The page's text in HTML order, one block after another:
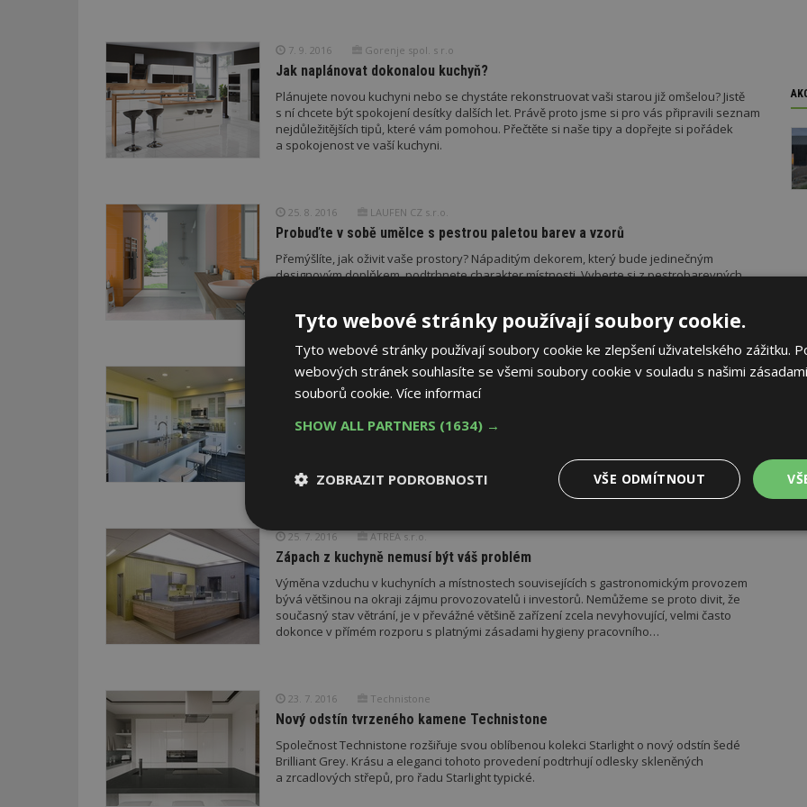
7. 9. 2016 Gorenje spol. s r.o
Jak naplánovat dokonalou kuchyň?
Plánujete novou kuchyni nebo se chystáte rekonstruovat vaši starou již omšelou? Jistě
s ní chcete být spokojení desítky dalších let. Právě proto jsme si pro vás připravili seznam
nejdůležitějších tipů, které vám pomohou. Přečtěte si naše tipy a dopřejte si pořádek
a spokojenost ve vaší kuchyni.
25. 8. 2016 LAUFEN CZ s.r.o.
Probuďte v sobě umělce s pestrou paletou barev a vzorů
Přemýšlíte, jak oživit vaše prostory? Nápaditým dekorem, který bude jedinečným
designovým doplňkem, podtrhnete charakter místnosti. Vyberte si z pestrobarevných
21. 8. 2016 Technistone
Vše o tvrzeném kameni Technistone
Tvrzený kámen Technistone v odstínu Crystal Absolute White je nejčastěji používán jako
materiál kuchyňské desky a jejího obložení, do koupelen jako obklad, umyvadlová deska
dřez.
25. 7. 2016 ATREA s.r.o.
Zápach z kuchyně nemusí být váš problém
Výměna vzduchu v kuchyních a místnostech souvisejících s gastronomickým provozem
bývá většinou na okraji zájmu provozovatelů i investorů. Nemůžeme se proto divit, že
současný stav větrání, je v převážné většině zařízení zcela nevyhovující, velmi často
dokonce v přímém rozporu s platnými zásadami hygieny pracovního…
23. 7. 2016 Technistone
Nový odstín tvrzeného kamene Technistone
Společnost Technistone rozšiřuje svou oblíbenou kolekci Starlight o nový odstín šedé
Brilliant Grey. Krásu a eleganci tohoto provedení podtrhují odlesky skleněných
a zrcadlových střepů, pro řadu Starlight typické.
Tyto webové stránky používají soubory cookie.
Tyto webové stránky používají soubory cookie ke zlepšení uživatelského zážitku.
webových stránek souhlasíte se všemi soubory cookie v souladu s našimi
souborů cookie. Více informací
SHOW ALL PARTNERS (1634) →
VŠE ODMÍTNOUT
ZOBRAZIT PODROBNOSTI
Nezbytně
nutné soubory
Výkonové
soubory
Soubory cílení
Funkční
Webové stránky nelze bez nezbytně nutných souborů cookie správně používat.
Název
Provider/
Doména
Vyprší Popis